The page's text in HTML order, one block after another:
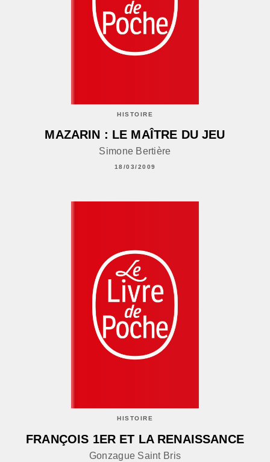
HISTOIRE
MAZARIN : LE MAÎTRE DU JEU
Simone Bertière
18/03/2009
HISTOIRE
FRANÇOIS 1ER ET LA RENAISSANCE
Gonzague Saint Bris